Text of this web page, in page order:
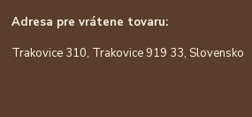
Adresa pre vrátene tovaru:
Trakovice 310, Trakovice 919 33, Slovensko